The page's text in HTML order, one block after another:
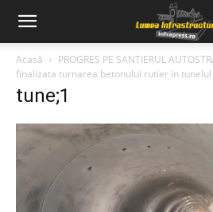
Acasă
PROGRES PE SANTIERUL
finalizata turnarea betonului rutier in tunelul
tune;1